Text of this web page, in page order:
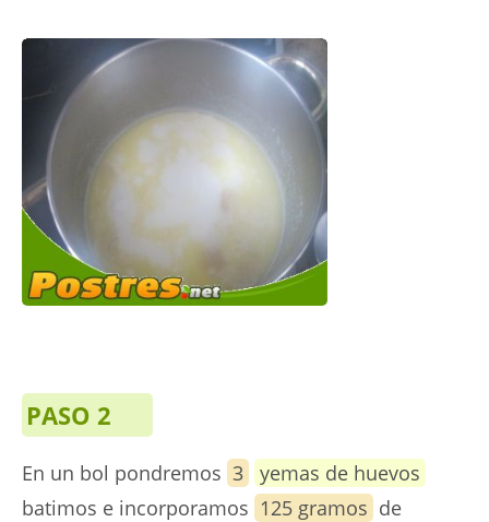
PASO 2
En un bol pondremos 3
yemas de huevos
batimos e incorporamos 125 gramos de